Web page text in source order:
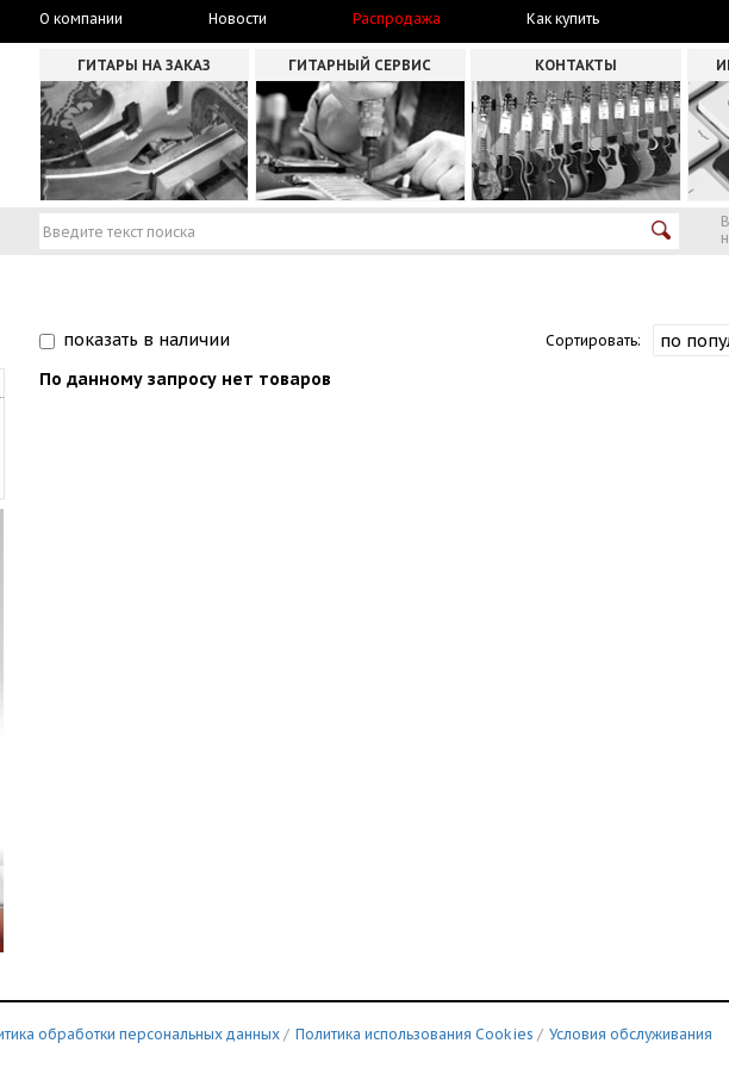
О компании Новости Распродажа Как купить
ГИТАРЫ НА ЗАКАЗ ГИТАРНЫЙ СЕРВИС КОНТАКТЫ
показать в наличии Сортировать:
По данному запросу нет товаров
обработки персональных данных / Политика использования Сookies / Условия обслуживания